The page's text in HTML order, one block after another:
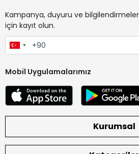
Kampanya, duyuru ve
için kayıt olun.
Mobil Uygulamalarımız
Kurumsal